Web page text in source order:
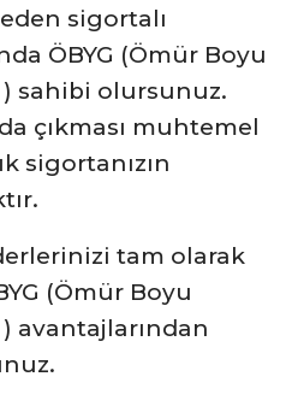
sigortalı
ÖBYG (Ömür Boyu
) sahibi olursunuz.
çıkması muhtemel
sigortanızın
tam olarak
(Ömür Boyu
avantajlarından